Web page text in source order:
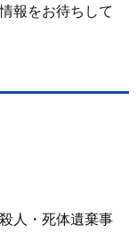
報をお待ちして
人・死体遺棄事